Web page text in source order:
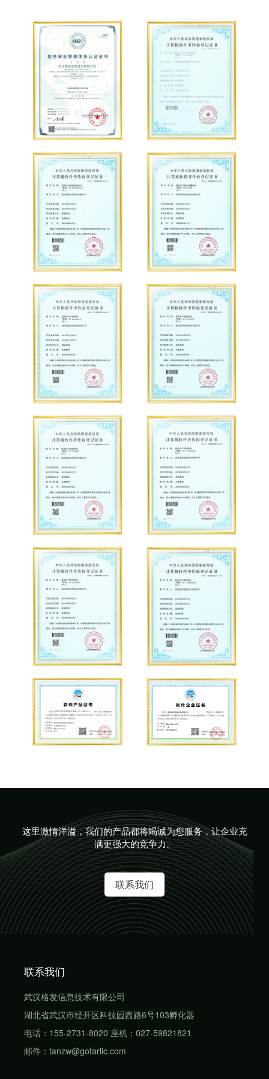
这里激情洋溢，我们的产品都将竭诚为您服务，让企业充
满更强大的竞争力。
联系我们
联系我们
武汉格发信息技术有限公司
湖北省武汉市经开区科技园西路6号103孵化器
电话：155-2731-8020 座机：027-59821821
邮件：tanzw@gofarlic.com